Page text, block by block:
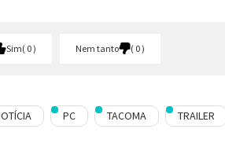
Sim 0 Nem tanto 0
PC TACOMA TRAILER